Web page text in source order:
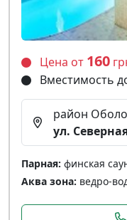
Цена от 160
Вместимость
район
ул.
Парная: финская
Аква зона: ведро-